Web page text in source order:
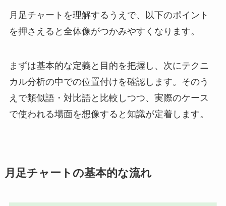
月足チャートを理解するうえで、以下のポイント
を押さえると全体像がつかみやすくなります。
まずは基本的な定義と目的を把握し、次にテクニ
カル分析の中での位置付けを確認します。そのう
えで類似語・対比語と比較しつつ、実際のケース
で使われる場面を想像すると知識が定着します。
月足チャートの基本的な流れ